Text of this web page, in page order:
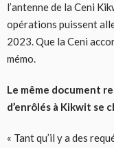
l’antenne de la Ceni
opérations puissent
2023. Que la Ceni
mémo.
Le même document
d’enrôlés à Kikwit se
« Tant qu’il y a des